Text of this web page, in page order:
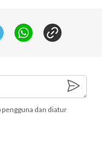
dan diatur